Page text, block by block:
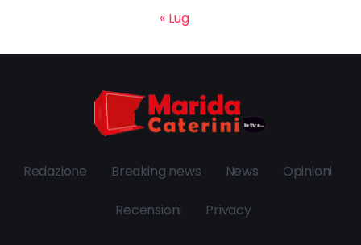
« Lug
Redazione Breaking news News Opinioni
Recensioni Privacy